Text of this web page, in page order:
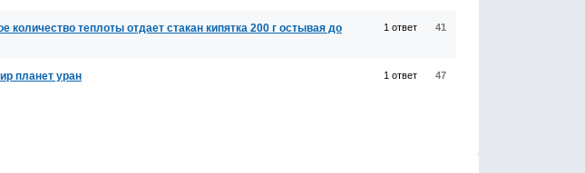
количество теплоты отдает стакан кипятка 200 г остывая до
1 ответ 41
планет уран 1 ответ 47